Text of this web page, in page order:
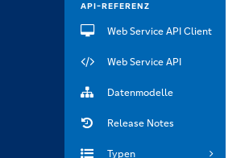
API-REFERENZ
Web Service API Client
Web Service API
Datenmodelle
Release Notes
Typen